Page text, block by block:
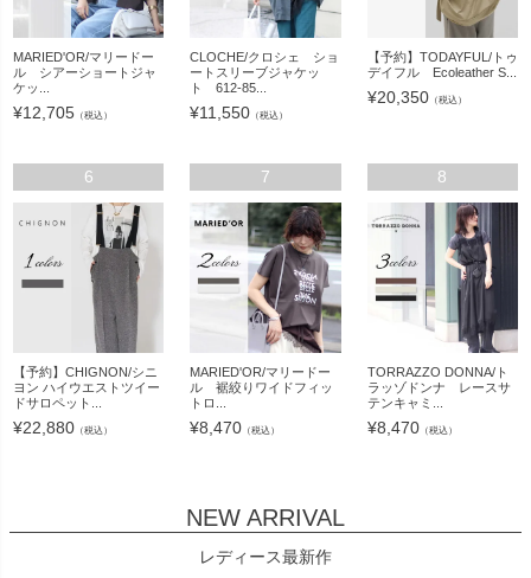
MARIED'OR/マリードー
ル シアーショートジャ
ケッ...
¥12,705 （税込）
CLOCHE/クロシェ ショ
ートスリーブジャケッ
ト 612-85...
¥11,550 （税込）
【予約】TODAYFUL/トゥ
デイフル Ecoleather S...
¥20,350（税込）
6
【予約】CHIGNON/シニ
ヨン ハイウエストツイー
ドサロペット...
¥22,880 （税込）
7
MARIED'OR/マリードー
ル 裾絞りワイドフィッ
トロ...
¥8,470 （税込）
8
TORRAZZO DONNA/ト
ラッゾドンナ レースサ
テンキャミ...
¥8,470（税込）
NEW ARRIVAL
レディース最新作